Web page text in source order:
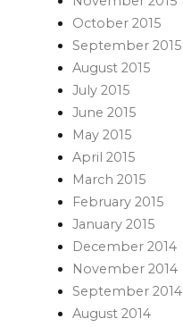
October 2015
September 2015
August 2015
July 2015
June 2015
May 2015
April 2015
March 2015
February 2015
January 2015
December 2014
November 2014
September 2014
August 2014